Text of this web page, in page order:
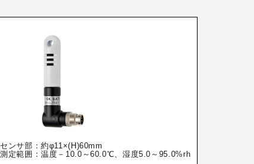
センサ部：約φ11×(H)60mm
測定範囲：温度－10.0～60.0℃、湿度5.0～95.0%rh